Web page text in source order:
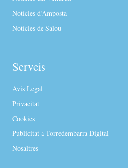
Notícies d’Amposta
Notícies de Salou
Serveis
Avís Legal
Privacitat
Cookies
Publicitat a Torredembarra Digital
Nosaltres